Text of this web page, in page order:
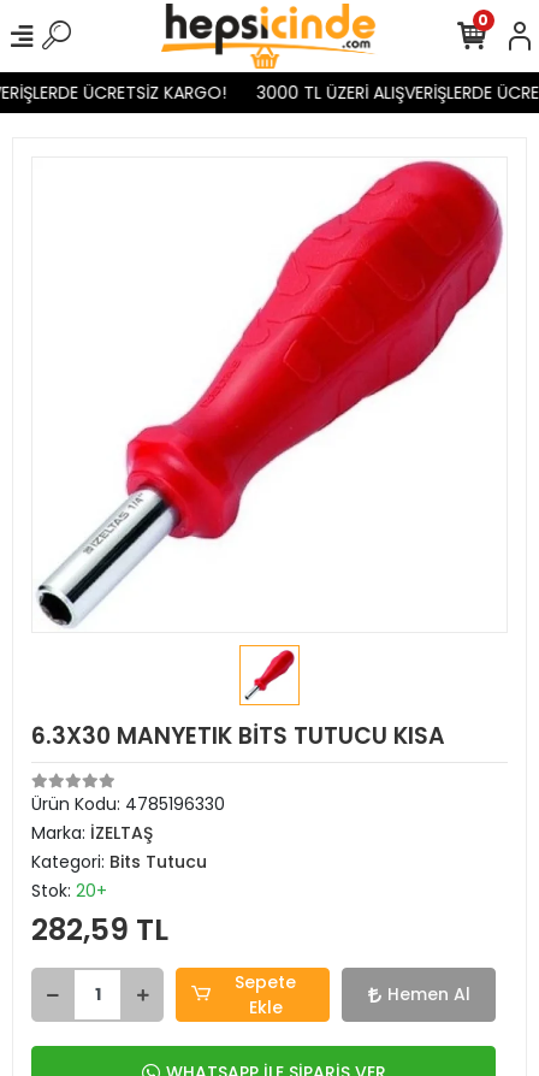
ÜCRETSİZ KARGO! 3000 TL ÜZERİ ALIŞVERİŞLERDE
0
6.3X30 MANYETIK BİTS TUTUCU KISA
Ürün Kodu: 4785196330
Marka: İZELTAŞ
Kategori: Bits Tutucu
Stok: 20+
282,59 TL
Sepete
Ekle
Hemen Al